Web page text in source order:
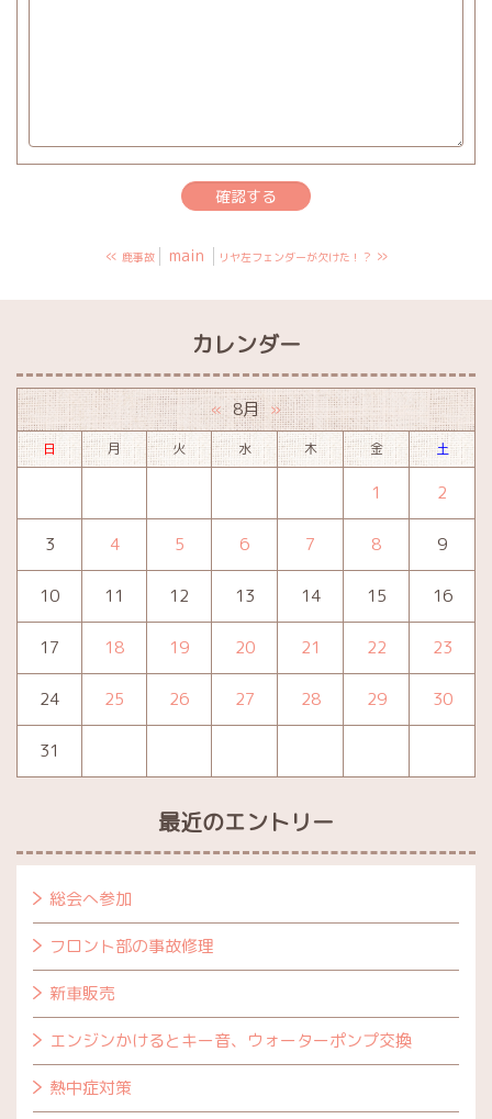
« 鹿事故 main リヤ左フェンダーが欠けた！？ »
カレンダー
« 8月 »
日 月 火 水 木 金 土
1 2
3 4 5 6 7 8 9
10 11 12 13 14 15 16
17 18 19 20 21 22 23
24 25 26 27 28 29 30
31
最近のエントリー
総会へ参加
フロント部の事故修理
新車販売
エンジンかけるとキー音、ウォーターポンプ交換
熱中症対策